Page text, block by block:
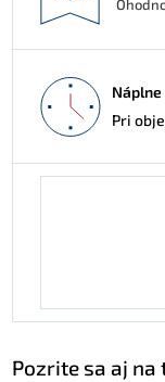
Pri
Pozrite sa aj